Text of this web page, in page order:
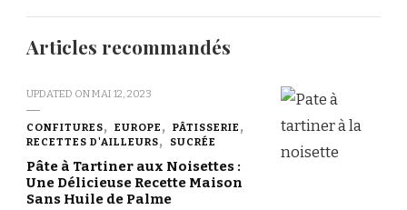
Articles recommandés
UPDATED ONMAI 12, 2023
CONFITURES EUROPE
PÂTISSERIE
RECETTES D'AILLEURS
SUCRÉE
Pâte à Tartiner aux Noisettes :
Une Délicieuse Recette Maison
Sans Huile de Palme